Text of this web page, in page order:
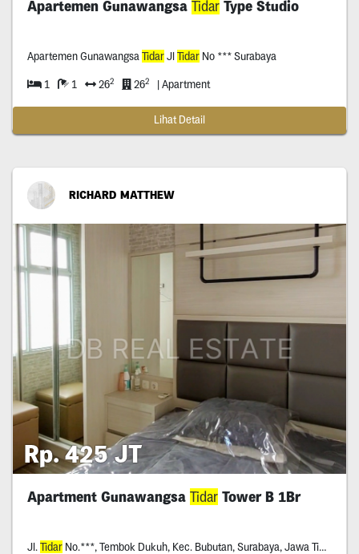
Apartemen Gunawangsa TidarType Studio
Apartemen Gunawangsa TidarJlTidarNo *** Surabaya
1 1 262 262 | Apartment
Lihat Detail
RICHARD MATTHEW
Rp. 425 JT
Apartment Gunawangsa TidarTower B 1Br
Jl.TidarNo.***, Tembok Dukuh, Kec. Bubutan, Surabaya, Jawa Timur *****